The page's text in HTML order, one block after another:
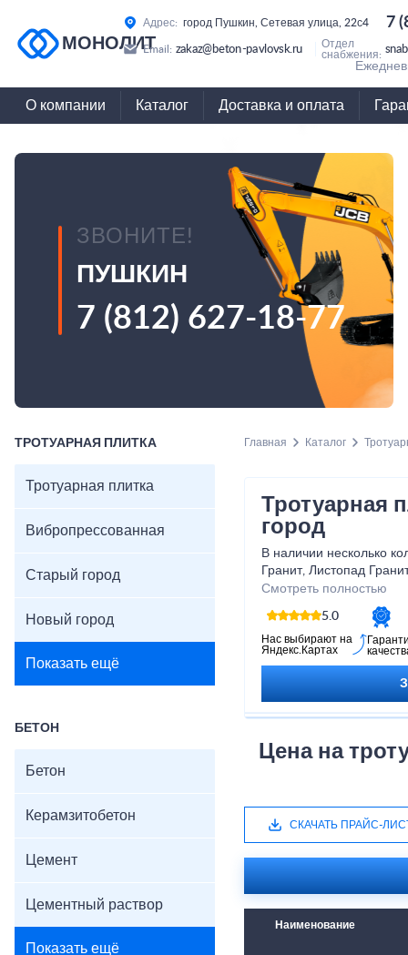
МОНОЛИТ
Адрес: город Пушкин, Сетевая улица, 22с4 7
Email: zakaz@beton-pavlovsk.ru
Отдел
снабжения:
О компании Каталог Доставка и оплата
ЗВОНИТЕ!
ПУШКИН
7 (812) 627-18-77
ТРОТУАРНАЯ ПЛИТКА
Тротуарная плитка
Вибропрессованная
Старый город
Новый город
Показать ещё
БЕТОН
Бетон
Керамзитобетон
Цемент
Цементный раствор
Показать ещё
Главная Каталог
Тротуарная
город
В наличии несколько
Гранит, Листопад
Вунусберг, Ваймер.
Готовый ассортимент
необходимости плитка
заказ за 2–3 дня.
Доступны разные
Смотреть полностью
5.0
Нас выбирают на
Яндекс.Картах
Цена на
СКАЧАТЬ ПРАЙС-
Наименование